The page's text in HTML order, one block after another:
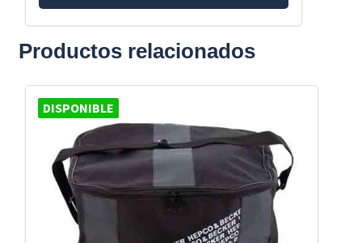
Productos relacionados
DISPONIBLE